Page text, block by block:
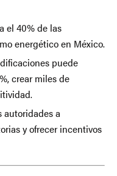
el 40% de las
energético en México.
puede
crear miles de
autoridades a
y ofrecer incentivos